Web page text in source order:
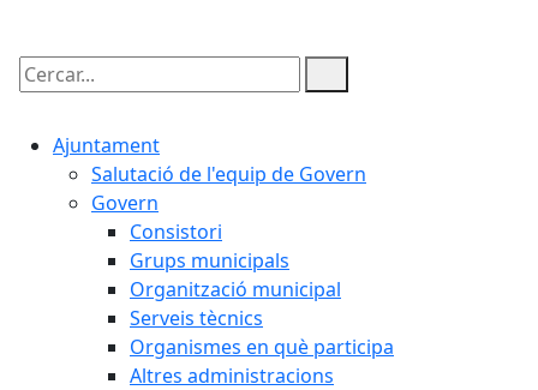
Cercar:
Ajuntament
Salutació de l'equip de Govern
Govern
Consistori
Grups municipals
Organització municipal
Serveis tècnics
Organismes en què participa
Altres administracions